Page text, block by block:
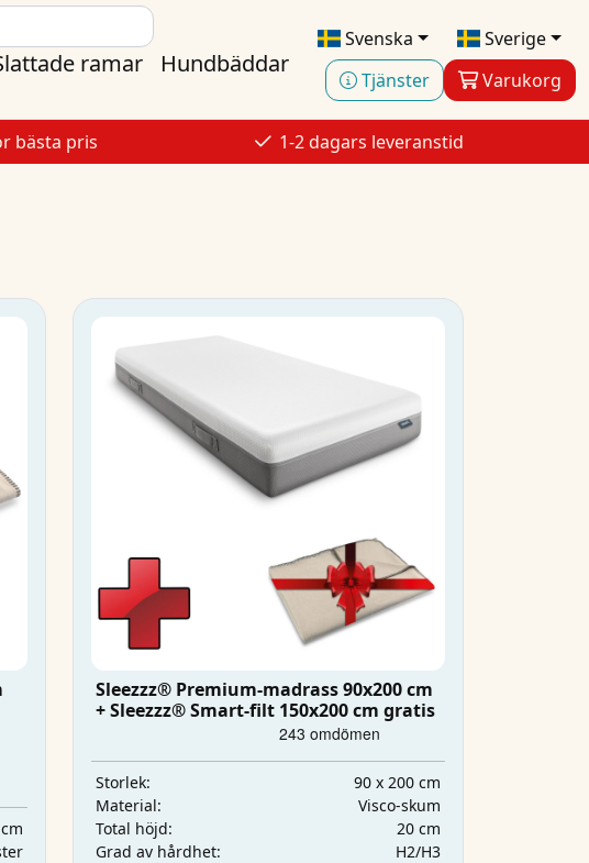
Svenska
Sverige
Tjänster
Varukorg
ramar Hundbäddar
bästa pris 1-2 dagars leveranstid
Sleezzz® Premium-madrass 90x200 cm
+ Sleezzz® Smart-filt 150x200 cm gratis
Storlek:
90 x 200 cm
Material:
Visco-skum
Total höjd:
20 cm
Grad av hårdhet:
H2/H3